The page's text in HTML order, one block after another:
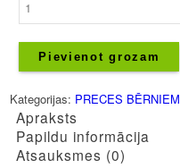
Zēniem
daudzums
Pievienot grozam
Kategorijas: PRECES BĒRNIEM
Apraksts
Papildu informācija
Atsauksmes (0)